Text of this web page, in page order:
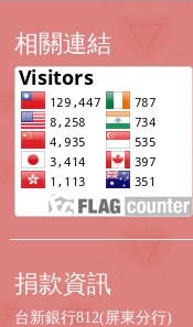
相關連結
捐款資訊
台新銀行812(屏東分行)